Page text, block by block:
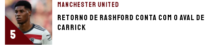
5
MANCHESTER UNITED
Retorno de Rashford conta com o aval de
Carrick